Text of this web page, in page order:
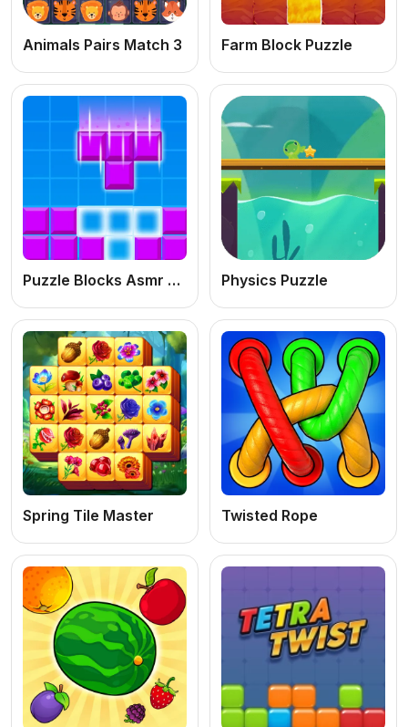
Animals Pairs Match 3 Farm Block Puzzle
Puzzle Blocks Asmr Match Physics Puzzle
Spring Tile Master Twisted Rope